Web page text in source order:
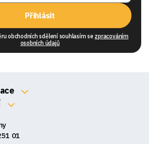
Přihlásit
obchodních sdělení souhlasím se zpracováním
osobních údajů
01